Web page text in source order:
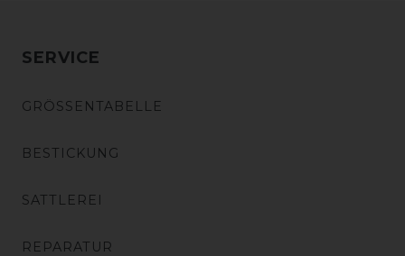
SERVICE
GRÖSSENTABELLE
BESTICKUNG
SATTLEREI
REPARATUR